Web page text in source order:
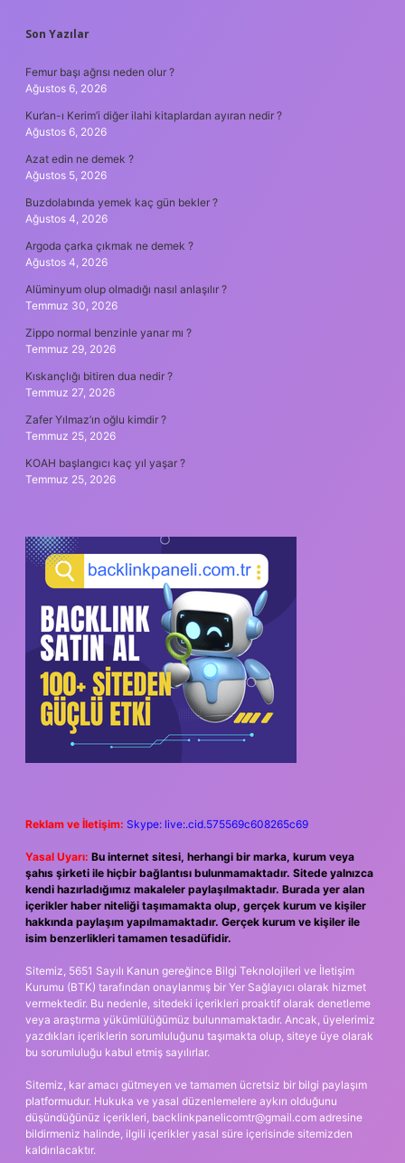
SIDEBAR
Son Yazılar
Femur başı ağrısı neden olur ?
Ağustos 6, 2026
Kur’an-ı Kerim’i diğer ilahi kitaplardan ayıran nedir ?
Ağustos 6, 2026
Azat edin ne demek ?
Ağustos 5, 2026
Buzdolabında yemek kaç gün bekler ?
Ağustos 4, 2026
Argoda çarka çıkmak ne demek ?
Ağustos 4, 2026
Alüminyum olup olmadığı nasıl anlaşılır ?
Temmuz 30, 2026
Zippo normal benzinle yanar mı ?
Temmuz 29, 2026
Kıskançlığı bitiren dua nedir ?
Temmuz 27, 2026
Zafer Yılmaz’ın oğlu kimdir ?
Temmuz 25, 2026
KOAH başlangıcı kaç yıl yaşar ?
Temmuz 25, 2026
Reklam ve İletişim: Skype: live:.cid.575569c608265c69
Yasal Uyarı: Bu internet sitesi, herhangi bir marka, kurum veya
şahıs şirketi ile hiçbir bağlantısı bulunmamaktadır. Sitede yalnızca
kendi hazırladığımız makaleler paylaşılmaktadır. Burada yer alan
içerikler haber niteliği taşımamakta olup, gerçek kurum ve kişiler
hakkında paylaşım yapılmamaktadır. Gerçek kurum ve kişiler ile
isim benzerlikleri tamamen tesadüfidir.
Sitemiz, 5651 Sayılı Kanun gereğince Bilgi Teknolojileri ve İletişim
Kurumu (BTK) tarafından onaylanmış bir Yer Sağlayıcı olarak hizmet
vermektedir. Bu nedenle, sitedeki içerikleri proaktif olarak denetleme
veya araştırma yükümlülüğümüz bulunmamaktadır. Ancak, üyelerimiz
yazdıkları içeriklerin sorumluluğunu taşımakta olup, siteye üye olarak
bu sorumluluğu kabul etmiş sayılırlar.
Sitemiz, kar amacı gütmeyen ve tamamen ücretsiz bir bilgi paylaşım
platformudur. Hukuka ve yasal düzenlemelere aykırı olduğunu
düşündüğünüz içerikleri, backlinkpanelicomtr@gmail.com adresine
bildirmeniz halinde, ilgili içerikler yasal süre içerisinde sitemizden
kaldırılacaktır.